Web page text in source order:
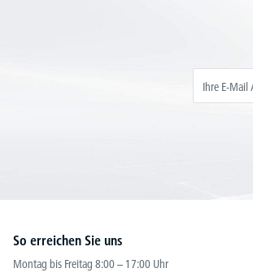
So erreichen Sie uns
Montag bis Freitag 8:00 – 17:00 Uhr